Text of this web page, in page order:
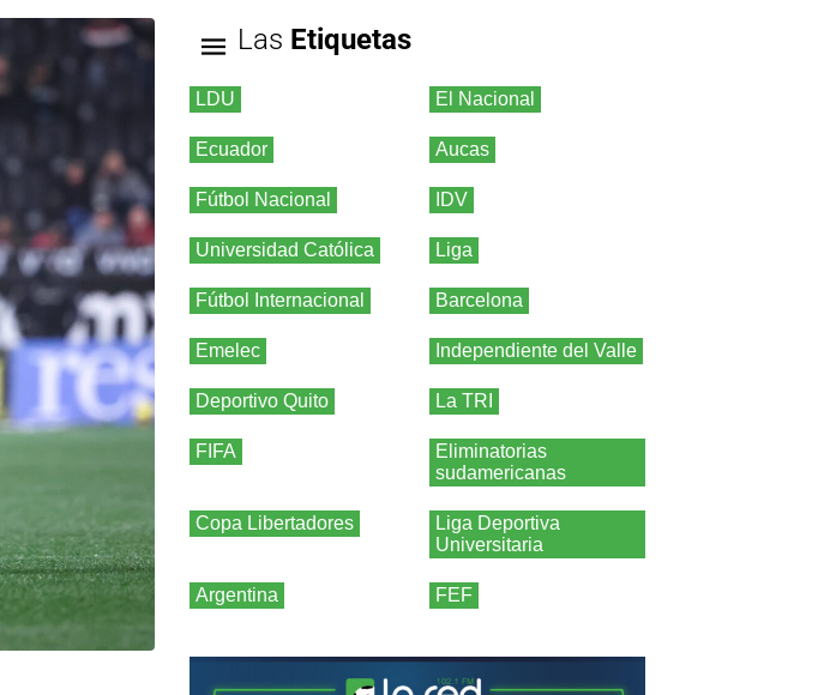
Las Etiquetas
LDU El Nacional
Ecuador Aucas
Fútbol Nacional IDV
Universidad Católica Liga
Fútbol Internacional Barcelona
Emelec Independiente del Valle
Deportivo Quito La TRI
FIFA
Eliminatorias
sudamericanas
Copa Libertadores
Liga Deportiva
Universitaria
Argentina FEF